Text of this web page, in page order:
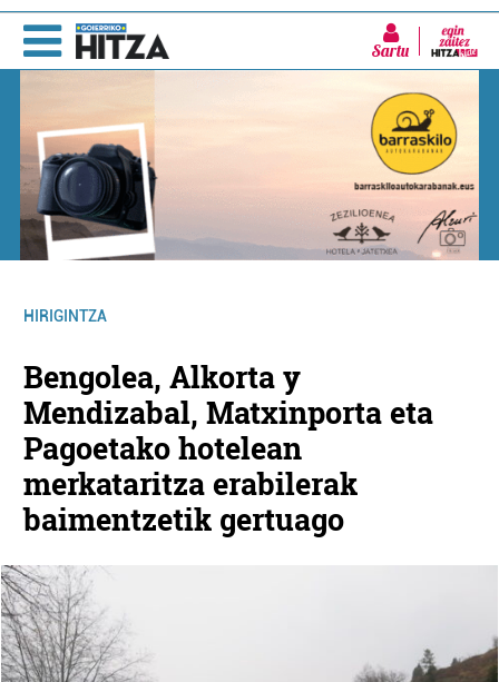
Sartu
HIRIGINTZA
Bengolea, Alkorta y
Mendizabal, Matxinporta eta
Pagoetako hotelean
merkataritza erabilerak
baimentzetik gertuago